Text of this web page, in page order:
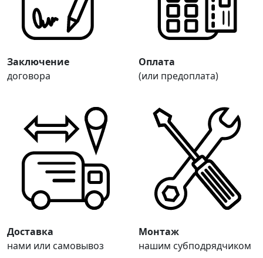
Заключение
договора
Оплата
(или предоплата)
Доставка
нами или самовывоз
Монтаж
нашим субподрядчиком